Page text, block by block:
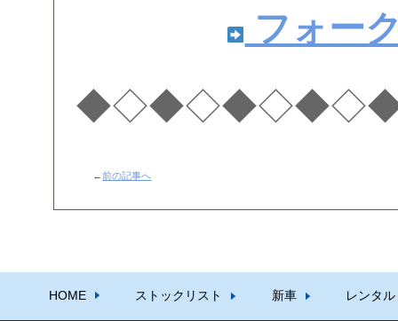
フォー
←前の記事へ
HOME ストックリスト 新車 レンタル